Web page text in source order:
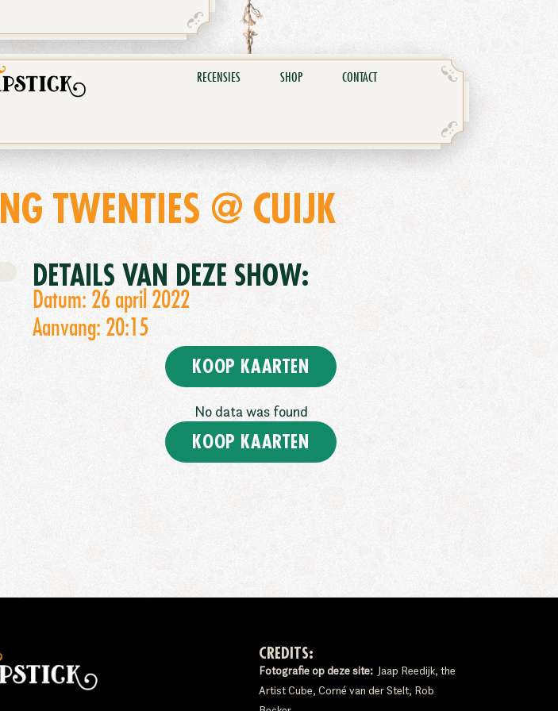
RECENSIES SHOP CONTACT
TWENTIES @ CUIJK
DETAILS VAN DEZE SHOW:
Datum: 26 april 2022
Aanvang: 20:15
KOOP KAARTEN
No data was found
KOOP KAARTEN
CREDITS:
Fotografie op deze site: Jaap Reedijk, the
Artist Cube, Corné van der Stelt, Rob